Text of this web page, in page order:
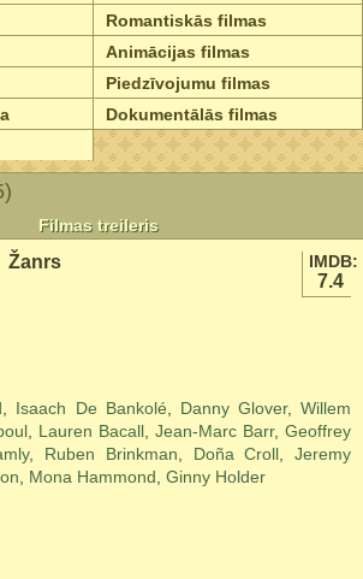
Romantiskās filmas
Animācijas filmas
Piedzīvojumu filmas
Dokumentālās filmas
Filmas treileris
IMDB:
7.4
Žanrs
Isaach De Bankolé Danny Glover, Willem
Lauren Bacall Jean-Marc Barr, Geoffrey
, Ruben Brinkman Doña Croll ,Jeremy
Mona Hammond Ginny Holder